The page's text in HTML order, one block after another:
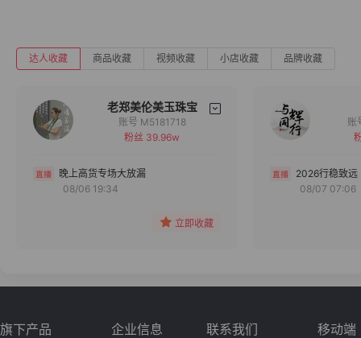
达人收藏 商品收藏 视频收藏 小店收藏 品牌收藏
老郑美伦美玉珠宝
备注
分组
账号 M5181718
粉丝 39.96w
晚上高货专场大放漏
08/06 19:34
立即收藏
2026行稳致远
08/07 07:06
旗下产品 企业信息 联系我们 移动端